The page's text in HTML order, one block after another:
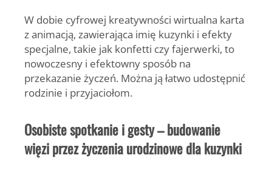
W dobie cyfrowej kreatywności wirtualna karta
z animacją, zawierająca imię kuzynki i efekty
specjalne, takie jak konfetti czy fajerwerki, to
nowoczesny i efektowny sposób na
przekazanie życzeń. Można ją łatwo udostępnić
rodzinie i przyjaciołom.
Osobiste spotkanie i gesty – budowanie
więzi przez życzenia urodzinowe dla kuzynki